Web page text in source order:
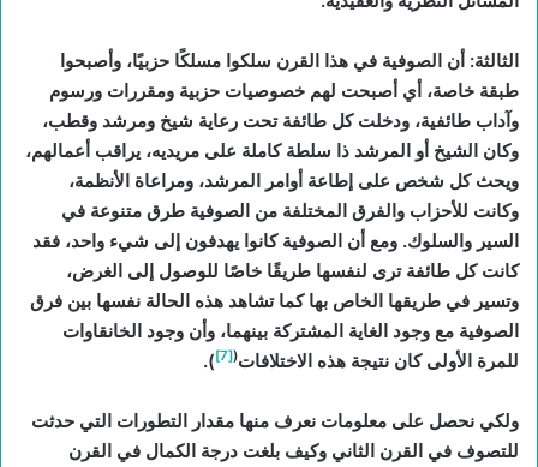
الثالثة: أن الصوفية في هذا القرن سلكوا مسلكًا حزبيًا، وأصبحوا
طبقة خاصة، أي أصبحت لهم خصوصيات حزبية ومقررات ورسوم
وآداب طائفية، ودخلت كل طائفة تحت رعاية شيخ ومرشد وقطب،
وكان الشيخ أو المرشد ذا سلطة كاملة على مريديه، يراقب أعمالهم،
ويحث كل شخص على إطاعة أوامر المرشد، ومراعاة الأنظمة،
وكانت للأحزاب والفرق المختلفة من الصوفية طرق متنوعة في
السير والسلوك. ومع أن الصوفية كانوا يهدفون إلى شيء واحد، فقد
كانت كل طائفة ترى لنفسها طريقًا خاصًا للوصول إلى الغرض،
وتسير في طريقها الخاص بها كما تشاهد هذه الحالة نفسها بين فرق
الصوفية مع وجود الغاية المشتركة بينهما، وأن وجود الخانقاوات
للمرة الأولى كان نتيجة هذه الاختلافات(
[7]
).
ولكي نحصل على معلومات نعرف منها مقدار التطورات التي حدثت
للتصوف في القرن الثاني وكيف بلغت درجة الكمال في القرن